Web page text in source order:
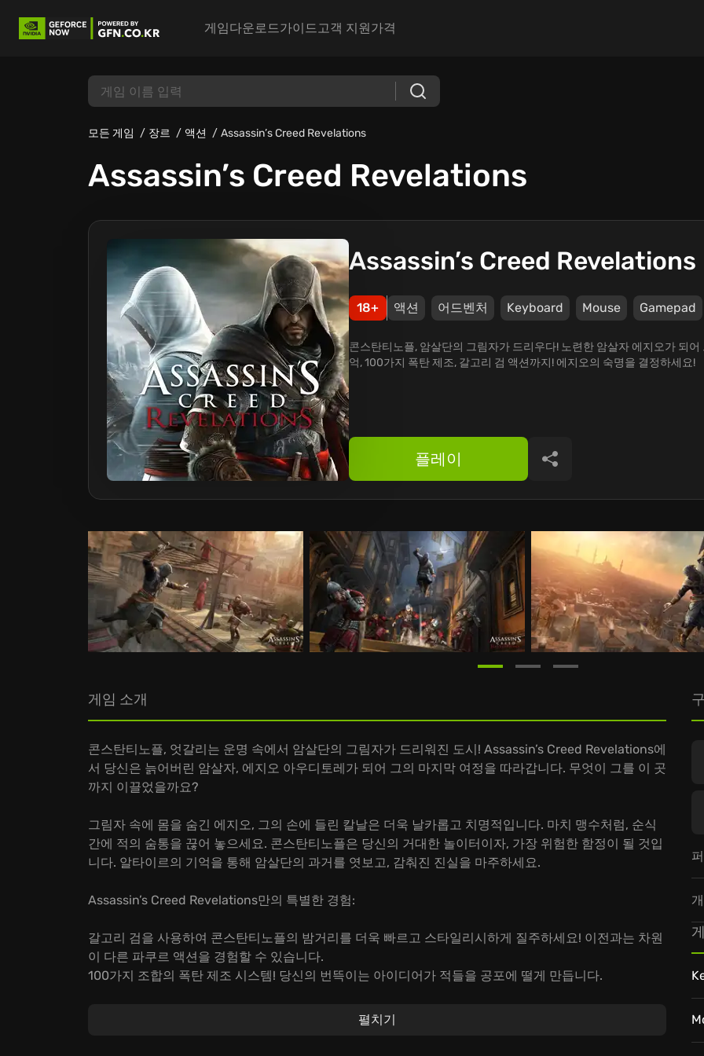
게임다운로드가이드고객 지원가격
모든 게임 장르 액션 Assassin’s Creed Revelations
Assassin’s Creed Revelations
Assassin’s Creed Revelations
18+ 액션 어드벤처 Keyboard Mouse Gamepad
콘스탄티노플, 암살단의 그림자가 드리우다! 노련한 암살자 에지오가 되
억, 100가지 폭탄 제조, 갈고리 검 액션까지! 에지오의 숙명을 결정하세요!
플레이 공유
게임 소개
콘스탄티노플, 엇갈리는 운명 속에서 암살단의 그림자가 드리워진 도시! Assassin’s Creed Revelations에
서 당신은 늙어버린 암살자, 에지오 아우디토레가 되어 그의 마지막 여정을 따라갑니다. 무엇이 그를 이 곳
까지 이끌었을까요?
그림자 속에 몸을 숨긴 에지오, 그의 손에 들린 칼날은 더욱 날카롭고 치명적입니다. 마치 맹수처럼, 순식
간에 적의 숨통을 끊어 놓으세요. 콘스탄티노플은 당신의 거대한 놀이터이자, 가장 위험한 함정이 될 것입
니다. 알타이르의 기억을 통해 암살단의 과거를 엿보고, 감춰진 진실을 마주하세요.
Assassin’s Creed Revelations만의 특별한 경험:
갈고리 검을 사용하여 콘스탄티노플의 밤거리를 더욱 빠르고 스타일리시하게 질주하세요! 이전과는 차원
이 다른 파쿠르 액션을 경험할 수 있습니다.
100가지 조합의 폭탄 제조 시스템! 당신의 번뜩이는 아이디어가 적들을 공포에 떨게 만듭니다.
Assassin’s Creed Revelations에서 에지오 아우디토레가 되어, 그의 마지막 숙명을 결정하세요! 영웅의
펼치기